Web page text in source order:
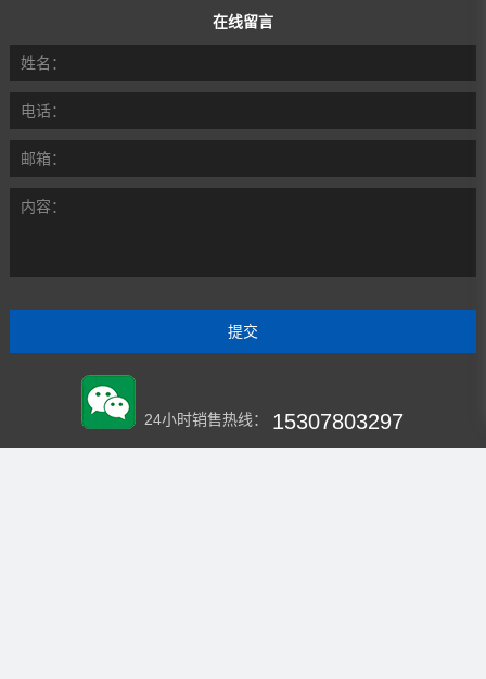
在线留言
姓名：
电话：
邮箱：
内容：
24小时销售热线： 15307803297